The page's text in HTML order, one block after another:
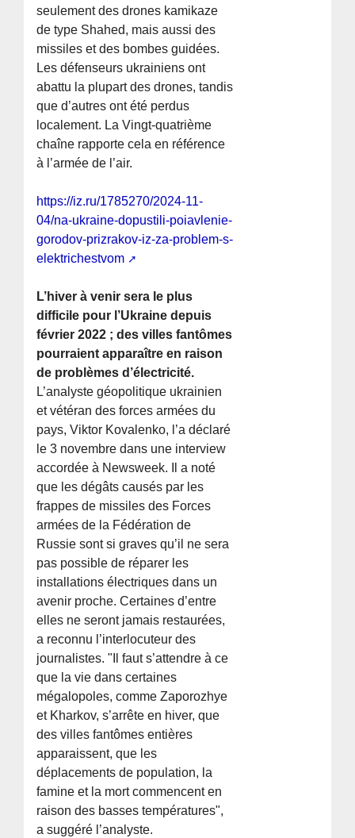
seulement des drones kamikaze
de type Shahed, mais aussi des
missiles et des bombes guidées.
Les défenseurs ukrainiens ont
abattu la plupart des drones, tandis
que d’autres ont été perdus
localement. La Vingt-quatrième
chaîne rapporte cela en référence
à l’armée de l’air.
https://iz.ru/1785270/2024-11-
04/na-ukraine-dopustili-poiavlenie-
gorodov-prizrakov-iz-za-problem-s-
elektrichestvom
L’hiver à venir sera le plus
difficile pour l’Ukraine depuis
février 2022 ; des villes fantômes
pourraient apparaître en raison
de problèmes d’électricité.
L’analyste géopolitique ukrainien
et vétéran des forces armées du
pays, Viktor Kovalenko, l’a déclaré
le 3 novembre dans une interview
accordée à Newsweek. Il a noté
que les dégâts causés par les
frappes de missiles des Forces
armées de la Fédération de
Russie sont si graves qu’il ne sera
pas possible de réparer les
installations électriques dans un
avenir proche. Certaines d’entre
elles ne seront jamais restaurées,
a reconnu l’interlocuteur des
journalistes. "Il faut s’attendre à ce
que la vie dans certaines
mégalopoles, comme Zaporozhye
et Kharkov, s’arrête en hiver, que
des villes fantômes entières
apparaissent, que les
déplacements de population, la
famine et la mort commencent en
raison des basses températures",
a suggéré l’analyste.